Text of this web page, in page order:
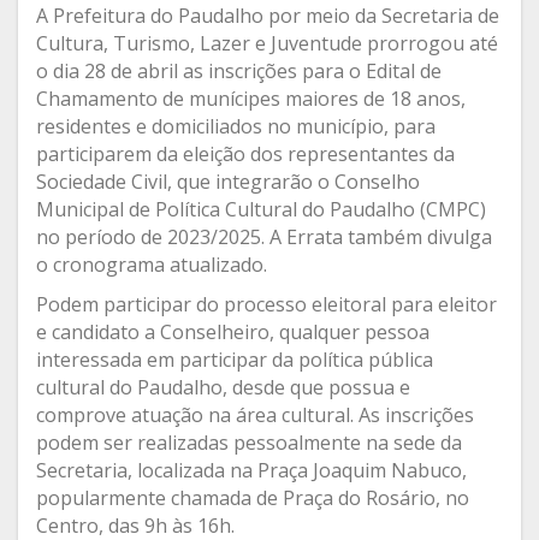
A Prefeitura do Paudalho por meio da Secretaria de
Cultura, Turismo, Lazer e Juventude prorrogou até
o dia 28 de abril as inscrições para o Edital de
Chamamento de munícipes maiores de 18 anos,
residentes e domiciliados no município, para
participarem da eleição dos representantes da
Sociedade Civil, que integrarão o Conselho
Municipal de Política Cultural do Paudalho (CMPC)
no período de 2023/2025. A Errata também divulga
o cronograma atualizado.
Podem participar do processo eleitoral para eleitor
e candidato a Conselheiro, qualquer pessoa
interessada em participar da política pública
cultural do Paudalho, desde que possua e
comprove atuação na área cultural. As inscrições
podem ser realizadas pessoalmente na sede da
Secretaria, localizada na Praça Joaquim Nabuco,
popularmente chamada de Praça do Rosário, no
Centro, das 9h às 16h.